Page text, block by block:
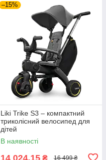
–15%
Liki Trike S3 – компактний
триколісний велосипед для
дітей
В наявності
14 024,15 ₴ 16 499 ₴